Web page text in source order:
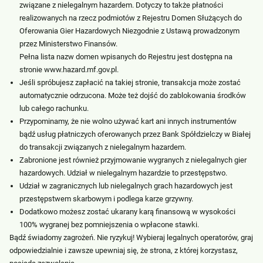
związane z nielegalnym hazardem. Dotyczy to także płatności
realizowanych na rzecz podmiotów z Rejestru Domen Służących do
Oferowania Gier Hazardowych Niezgodnie z Ustawą prowadzonym
przez Ministerstwo Finansów.
Pełna lista nazw domen wpisanych do Rejestru jest dostępna na
stronie www.hazard.mf.gov.pl .
Jeśli spróbujesz zapłacić na takiej stronie, transakcja może zostać
automatycznie odrzucona. Może też dojść do zablokowania środków
lub całego rachunku.
Przypominamy, że nie wolno używać kart ani innych instrumentów
bądź usług płatniczych oferowanych przez Bank Spółdzielczy w Białej
do transakcji związanych z nielegalnym hazardem.
Zabronione jest również przyjmowanie wygranych z nielegalnych gier
hazardowych. Udział w nielegalnym hazardzie to przestępstwo.
Udział w zagranicznych lub nielegalnych grach hazardowych jest
przestępstwem skarbowym i podlega karze grzywny.
Dodatkowo możesz zostać ukarany karą finansową w wysokości
100% wygranej bez pomniejszenia o wpłacone stawki.
Bądź świadomy zagrożeń. Nie ryzykuj! Wybieraj legalnych operatorów, graj
odpowiedzialnie i zawsze upewniaj się, że strona, z której korzystasz,